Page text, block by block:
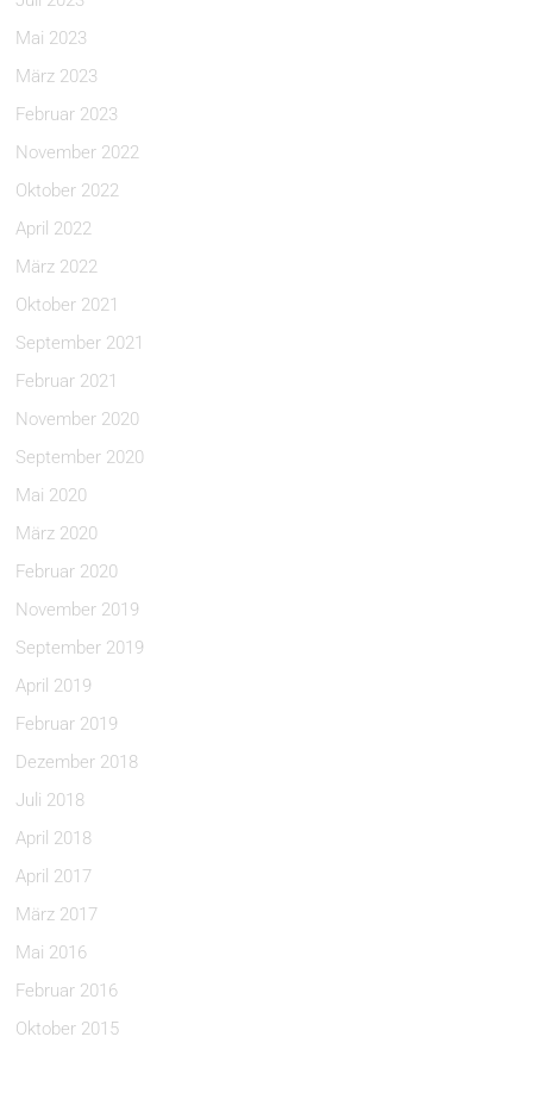
Mai 2023
März 2023
Februar 2023
November 2022
Oktober 2022
April 2022
März 2022
Oktober 2021
September 2021
Februar 2021
November 2020
September 2020
Mai 2020
März 2020
Februar 2020
November 2019
September 2019
April 2019
Februar 2019
Dezember 2018
Juli 2018
April 2018
April 2017
März 2017
Mai 2016
Februar 2016
Oktober 2015